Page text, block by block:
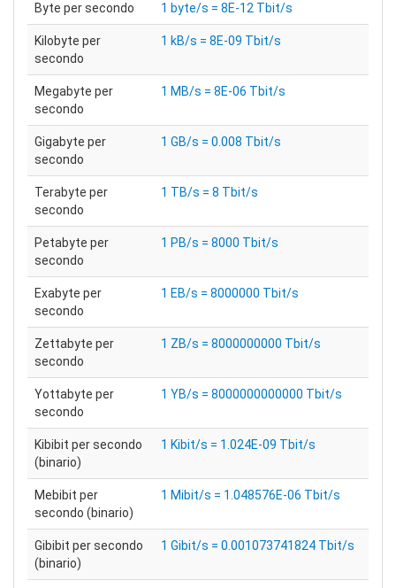
Byte per secondo 1 byte/s = 8E-12 Tbit/s
Kilobyte per
secondo
1 kB/s = 8E-09 Tbit/s
Megabyte per
secondo
1 MB/s = 8E-06 Tbit/s
Gigabyte per
secondo
1 GB/s = 0.008 Tbit/s
Terabyte per
secondo
1 TB/s = 8 Tbit/s
Petabyte per
secondo
1 PB/s = 8000 Tbit/s
Exabyte per
secondo
1 EB/s = 8000000 Tbit/s
Zettabyte per
secondo
1 ZB/s = 8000000000 Tbit/s
Yottabyte per
secondo
1 YB/s = 8000000000000 Tbit/s
Kibibit per secondo
(binario)
1 Kibit/s = 1.024E-09 Tbit/s
Mebibit per
secondo (binario)
1 Mibit/s = 1.048576E-06 Tbit/s
Gibibit per secondo
(binario)
1 Gibit/s = 0.001073741824 Tbit/s